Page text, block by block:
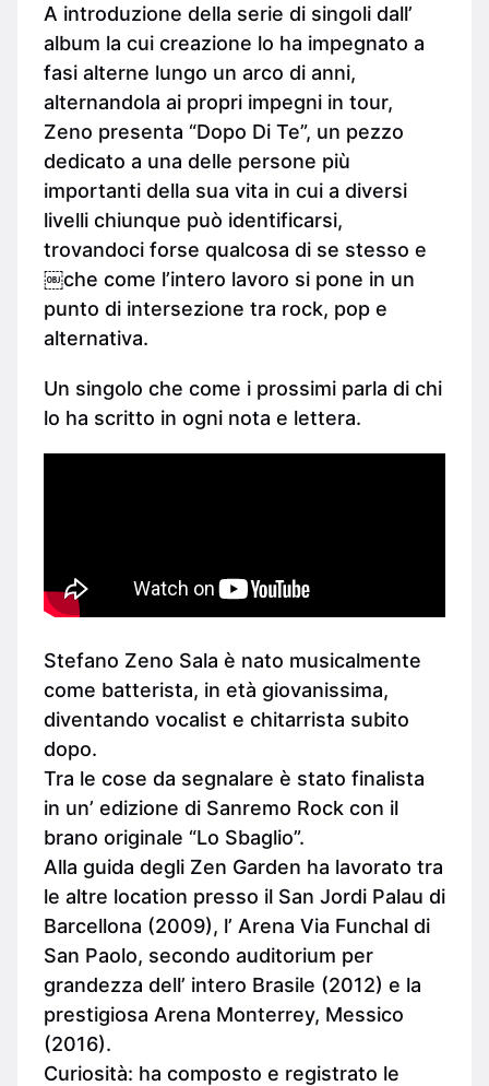
A introduzione della serie di singoli dall’
album la cui creazione lo ha impegnato a
fasi alterne lungo un arco di anni,
alternandola ai propri impegni in tour,
Zeno presenta “Dopo Di Te”, un pezzo
dedicato a una delle persone più
importanti della sua vita in cui a diversi
livelli chiunque può identificarsi,
trovandoci forse qualcosa di se stesso e
￼che come l’intero lavoro si pone in un
punto di intersezione tra rock, pop e
alternativa.
Un singolo che come i prossimi parla di chi
lo ha scritto in ogni nota e lettera.
Stefano Zeno Sala è nato musicalmente
come batterista, in età giovanissima,
diventando vocalist e chitarrista subito
dopo.
Tra le cose da segnalare è stato finalista
in un’ edizione di Sanremo Rock con il
brano originale “Lo Sbaglio”.
Alla guida degli Zen Garden ha lavorato tra
le altre location presso il San Jordi Palau di
Barcellona (2009), l’ Arena Via Funchal di
San Paolo, secondo auditorium per
grandezza dell’ intero Brasile (2012) e la
prestigiosa Arena Monterrey, Messico
(2016).
Curiosità: ha composto e registrato le